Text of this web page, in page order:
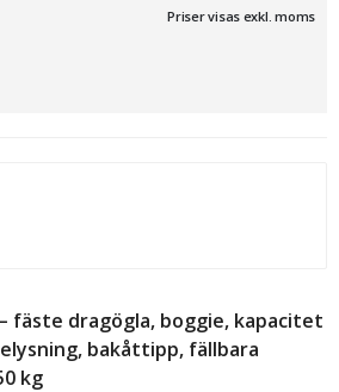
Priser visas exkl. moms
fäste dragögla, boggie, kapacitet
bakåttipp, fällbara
kg